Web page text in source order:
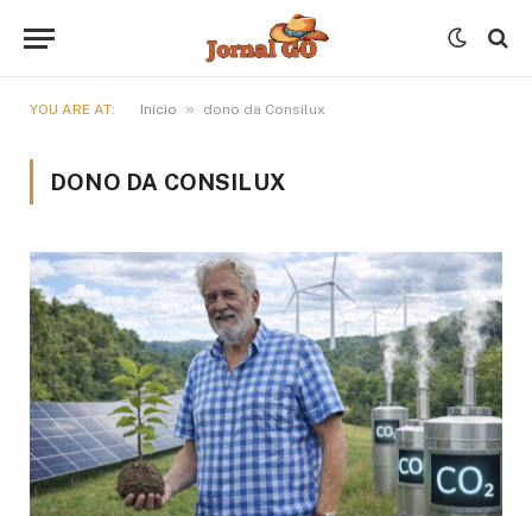
YOU ARE AT: Início » dono da Consilux
DONO DA CONSILUX